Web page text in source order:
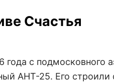
Счастья
с подмосковного
АНТ-25. Его